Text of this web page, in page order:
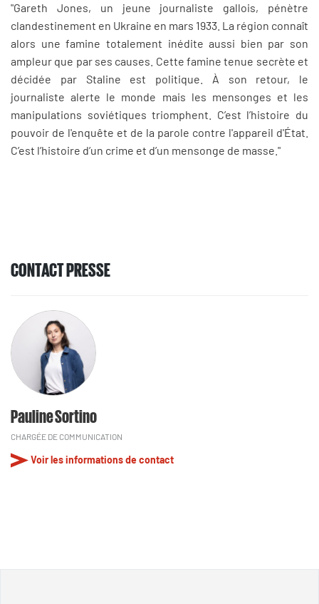
"Gareth Jones, un jeune journaliste gallois, pénètre
clandestinement en Ukraine en mars 1933. La région connaît
alors une famine totalement inédite aussi bien par son
ampleur que par ses causes. Cette famine tenue secrète et
décidée par Staline est politique. À son retour, le
journaliste alerte le monde mais les mensonges et les
manipulations soviétiques triomphent. C’est l’histoire du
pouvoir de l'enquête et de la parole contre l'appareil d'État.
C’est l’histoire d’un crime et d’un mensonge de masse."
CONTACT PRESSE
Pauline Sortino
CHARGÉE DE COMMUNICATION
Voir les informations de contact